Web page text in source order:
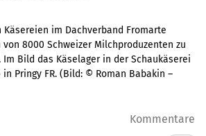
Käsereien im Dachverband Fromarte
8000 Schweizer Milchproduzenten zu
Im Bild das Käselager in der Schaukäserei
Pringy FR. (Bild: © Roman Babakin –
Kommentare